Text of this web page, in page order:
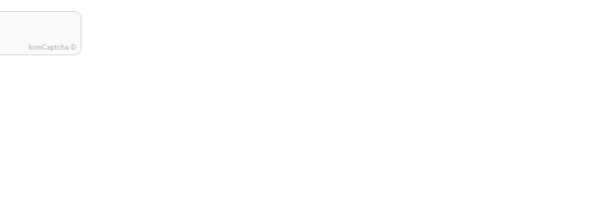
IconCaptcha ©